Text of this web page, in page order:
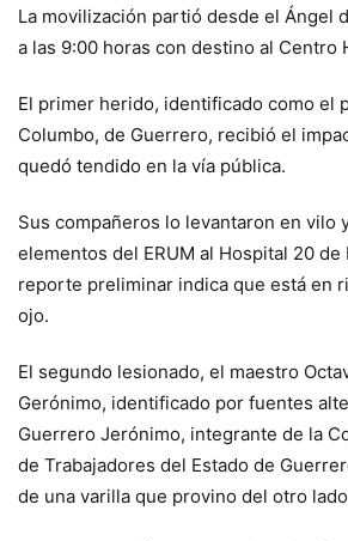
La movilización partió desde el Ángel
a las 9:00 horas con destino al Centro
El primer herido, identificado como el
Columbo, de Guerrero, recibió el
quedó tendido en la vía pública.
Sus compañeros lo levantaron en vilo
elementos del ERUM al Hospital 20 de
reporte preliminar indica que está en
ojo.
El segundo lesionado, el maestro
Gerónimo, identificado por fuentes
Guerrero Jerónimo, integrante de la
de Trabajadores del Estado de
de una varilla que provino del otro